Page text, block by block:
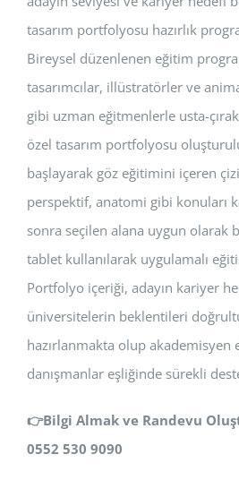
tasarım portfolyosu hazırlık
Bireysel düzenlenen eğitim
tasarımcılar, illüstratörler ve
gibi uzman eğitmenlerle usta-
özel tasarım portfolyosu
başlayarak göz eğitimini içeren
perspektif, anatomi gibi konuları
sonra seçilen alana uygun olarak
tablet kullanılarak uygulamalı
Portfolyo içeriği, adayın kariyer
üniversitelerin beklentileri
hazırlanmakta olup akademisyen
danışmanlar eşliğinde sürekli
👉Bilgi Almak ve Randevu
0552 530 9090